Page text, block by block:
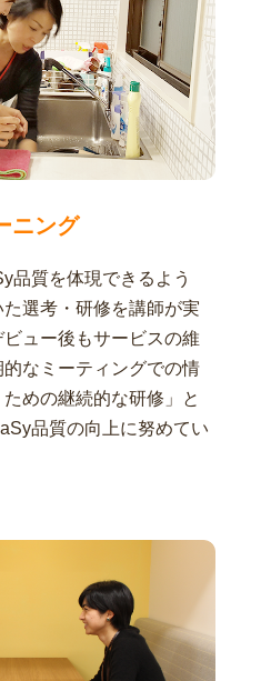
ニング
品質を体現できるよう
選考・研修を講師が実
ュー後もサービスの維
なミーティングでの情
めの継続的な研修」と
品質の向上に努めてい